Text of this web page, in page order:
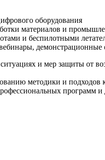
оборудования
материалов и
и беспилотными
вебинары,
и мер защиты от
методики и
программ